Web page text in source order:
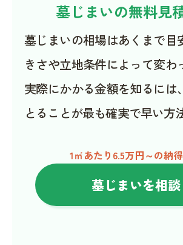
墓じまいの無料見
墓じまいの相場はあくまで目
きさや立地条件によって変わ
実際にかかる金額を知るには
とることが最も確実で早い方
1㎡あたり6.5万円～の納
墓じまいを相談